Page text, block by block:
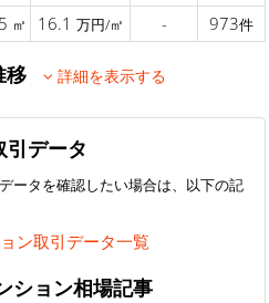
㎡ 16.1 万円/㎡ - 973件
移 詳細を表示する
引データ
ータを確認したい場合は、以下の記
ン取引データ一覧
ション相場記事